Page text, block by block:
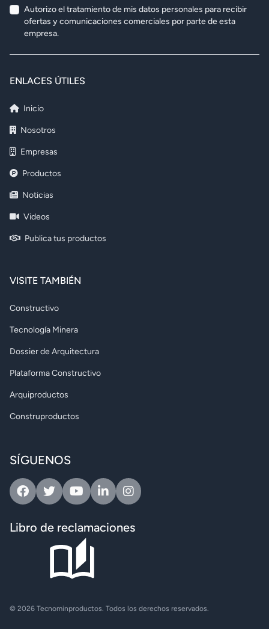
Autorizo el tratamiento de mis datos personales para recibir
ofertas y comunicaciones comerciales por parte de esta
empresa.
ENLACES ÚTILES
Inicio
Nosotros
Empresas
Productos
Noticias
Videos
Publica tus productos
VISITE TAMBIÉN
Constructivo
Tecnología Minera
Dossier de Arquitectura
Plataforma Constructivo
Arquiproductos
Construproductos
SÍGUENOS
FacebookTwitterYoutubeLinkedinInstagram
Libro de reclamaciones
© 2026 Tecnominproductos. Todos los derechos reservados.